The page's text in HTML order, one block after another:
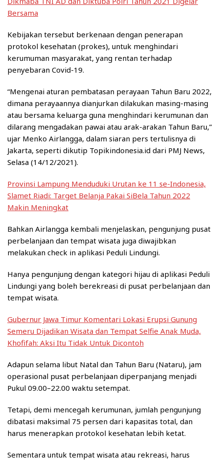
Bersama
Kebijakan tersebut berkenaan dengan penerapan
protokol kesehatan (prokes), untuk menghindari
kerumuman masyarakat, yang rentan terhadap
penyebaran Covid-19.
“Mengenai aturan pembatasan perayaan Tahun Baru 2022,
dimana perayaannya dianjurkan dilakukan masing-masing
atau bersama keluarga guna menghindari kerumunan dan
dilarang mengadakan pawai atau arak-arakan Tahun Baru,”
ujar Menko Airlangga, dalam siaran pers tertulisnya di
Jakarta, seperti dikutip Topikindonesia.id dari PMJ News,
Selasa (14/12/2021).
Provinsi Lampung Menduduki Urutan ke 11 se-Indonesia,
Slamet Riadi: Target Belanja Pakai SiBela Tahun 2022
Makin Meningkat
Bahkan Airlangga kembali menjelaskan, pengunjung pusat
perbelanjaan dan tempat wisata juga diwajibkan
melakukan check in aplikasi Peduli Lindungi.
Hanya pengunjung dengan kategori hijau di aplikasi Peduli
Lindungi yang boleh berekreasi di pusat perbelanjaan dan
tempat wisata.
Gubernur Jawa Timur Komentari Lokasi Erupsi Gunung
Semeru Dijadikan Wisata dan Tempat Selfie Anak Muda,
Khofifah: Aksi Itu Tidak Untuk Dicontoh
Adapun selama libut Natal dan Tahun Baru (Nataru), jam
operasional pusat perbelanjaan diperpanjang menjadi
Pukul 09.00–22.00 waktu setempat.
Tetapi, demi mencegah kerumunan, jumlah pengunjung
dibatasi maksimal 75 persen dari kapasitas total, dan
harus menerapkan protokol kesehatan lebih ketat.
Sementara untuk tempat wisata atau rekreasi, harus